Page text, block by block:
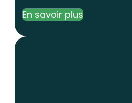
En savoir plus